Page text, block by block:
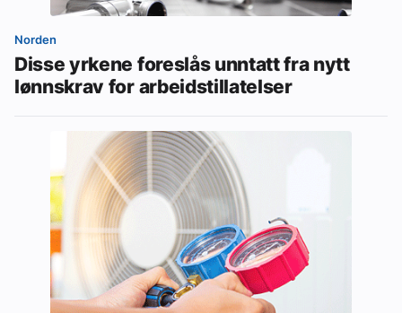
Norden
Disse yrkene foreslås unntatt fra nytt
lønnskrav for arbeidstillatelser